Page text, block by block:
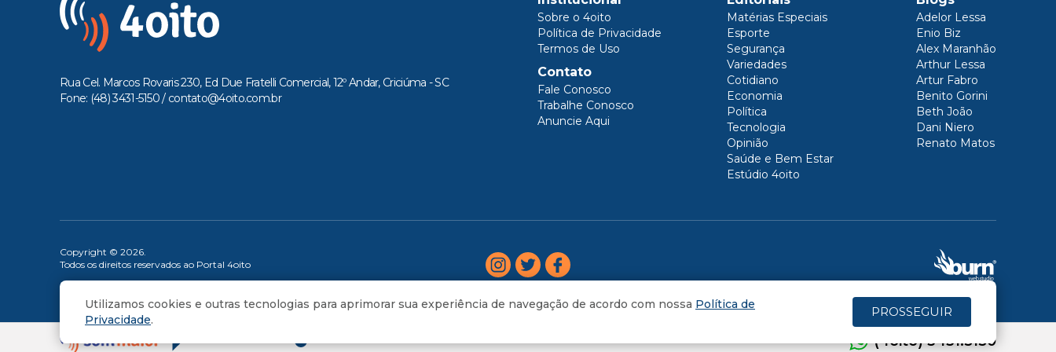
Rua Cel. Marcos Rovaris 230, Ed Due Fratelli Comercial, 12º Andar, Criciúma - SC
Fone: (48) 3431-5150 / contato@4oito.com.br
Sobre o 4oito
Política de Privacidade
Termos de Uso
Contato
Fale Conosco
Trabalhe Conosco
Anuncie Aqui
Matérias Especiais
Esporte
Segurança
Variedades
Cotidiano
Economia
Política
Tecnologia
Opinião
Saúde e Bem Estar
Estúdio 4oito
Adelor Lessa
Enio Biz
Alex Maranhão
Arthur Lessa
Artur Fabro
Benito Gorini
Beth João
Dani Niero
Renato Matos
Copyright © 2026.
Todos os direitos reservados ao Portal 4oito
(4oito) 3431.5150
Utilizamos cookies e outras tecnologias para aprimorar sua experiência de navegação de acordo com nossa Política de
Privacidade.
PROSSEGUIR